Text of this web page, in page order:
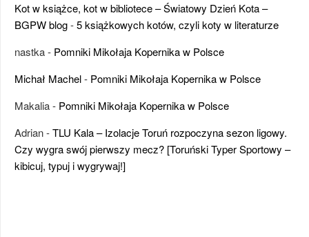
Kot w książce, kot w bibliotece – Światowy Dzień Kota –
BGPW blog-5 książkowych kotów, czyli koty w literaturze
nastka- Pomniki Mikołaja Kopernika w Polsce
Michał Machel- Pomniki Mikołaja Kopernika w Polsce
Makalia- Pomniki Mikołaja Kopernika w Polsce
Adrian-TLU Kala – Izolacje Toruń rozpoczyna sezon ligowy.
Czy wygra swój pierwszy mecz? [Toruński Typer Sportowy –
kibicuj, typuj i wygrywaj!]